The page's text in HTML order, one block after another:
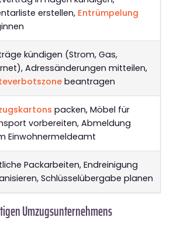
erstellen, Entrümpelung
kündigen (Strom, Gas,
Adressänderungen mitteilen,
beantragen
packen, Möbel für
vorbereiten, Abmeldung
Einwohnermeldeamt
Packarbeiten, Endreinigung
Schlüsselübergabe planen
Umzugsunternehmens